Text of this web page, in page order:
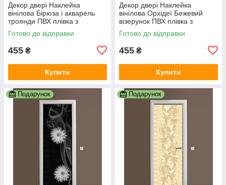
Декор двері Наклейка
вінілова Бірюза і акварель
троянди ПВХ плівка з
ламінуванням 600х1800 мм
Абстракція Рожевий
Готово до відправки
455 ₴
Купити
Декор двері Наклейка
вінілова Орхідеї Бежевий
візерунок ПВХ плівка з
ламінуванням 600х1800 мм
Абстракція Сірий
Готово до відправки
455 ₴
Купити
Подарунок Подарунок